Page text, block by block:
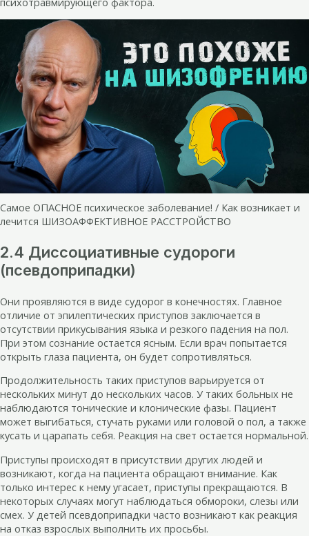
Самое ОПАСНОЕ психическое заболевание! / Как возникает и
лечится ШИЗОАФФЕКТИВНОЕ РАССТРОЙСТВО
2.4 Диссоциативные судороги
(псевдоприпадки)
Они проявляются в виде судорог в конечностях. Главное
отличие от эпилептических приступов заключается в
отсутствии прикусывания языка и резкого падения на пол.
При этом сознание остается ясным. Если врач попытается
открыть глаза пациента, он будет сопротивляться.
Продолжительность таких приступов варьируется от
нескольких минут до нескольких часов. У таких больных не
наблюдаются тонические и клонические фазы. Пациент
может выгибаться, стучать руками или головой о пол, а также
кусать и царапать себя. Реакция на свет остается нормальной.
Приступы происходят в присутствии других людей и
возникают, когда на пациента обращают внимание. Как
только интерес к нему угасает, приступы прекращаются. В
некоторых случаях могут наблюдаться обмороки, слезы или
смех. У детей псевдоприпадки часто возникают как реакция
на отказ взрослых выполнить их просьбы.